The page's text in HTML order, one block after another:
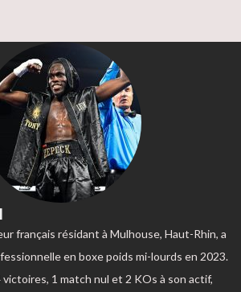
français résidant à Mulhouse, Haut-Rhin, a
en boxe poids mi-lourds en 2023.
victoires, 1 match nul et 2 KOs à son actif,